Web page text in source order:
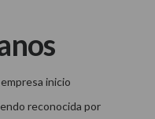
inicio
reconocida por